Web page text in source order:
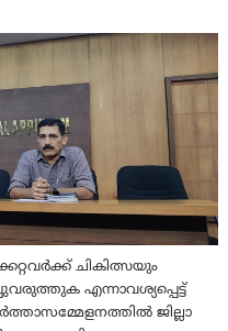
ചികിത്സയും
എന്നാവശ്യപ്പെട്ട്
ജില്ലാ